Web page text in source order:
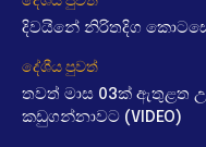
දිවයිනේ නිරිතදිග කොටසේ
දේශීය පුවත්
තවත් මාස 03ක් ඇතුළත
කඩුගන්නාවට (VIDEO)